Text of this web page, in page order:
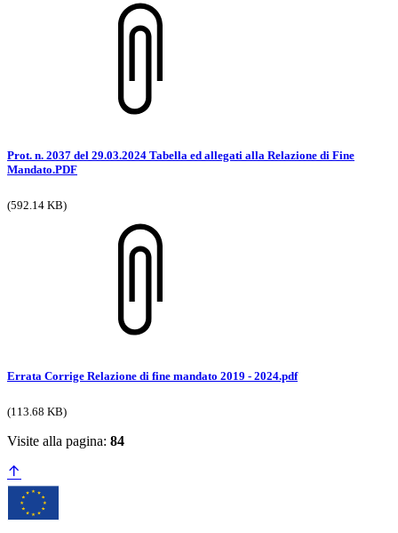
Prot. n. 2037 del 29.03.2024 Tabella ed allegati alla Relazione di Fine
Mandato.PDF
(592.14 KB)
Errata Corrige Relazione di fine mandato 2019 - 2024.pdf
(113.68 KB)
Visite alla pagina: 84